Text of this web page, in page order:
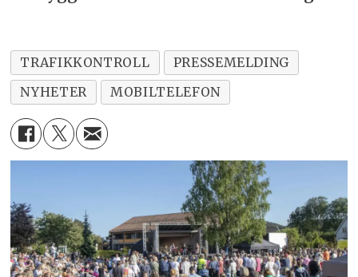
TRAFIKKONTROLL
PRESSEMELDING
NYHETER
MOBILTELEFON